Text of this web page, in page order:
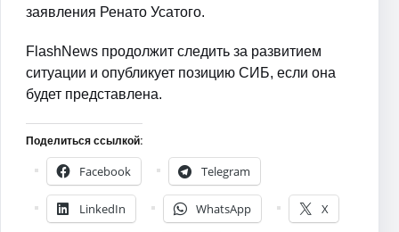
заявления Ренато Усатого.
FlashNews продолжит следить за развитием
ситуации и опубликует позицию СИБ, если она
будет представлена.
Поделиться ссылкой:
Facebook
Telegram
LinkedIn WhatsApp X